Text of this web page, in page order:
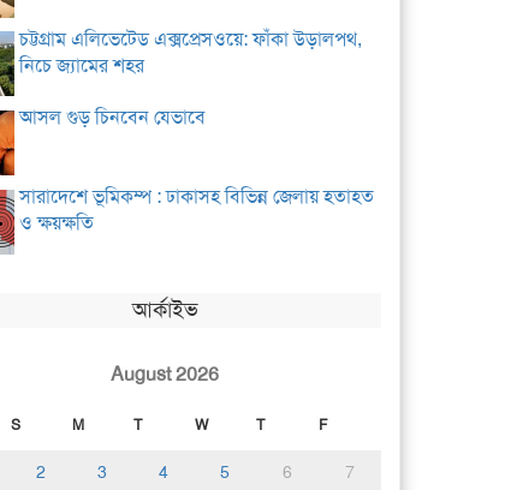
চট্টগ্রাম এলিভেটেড এক্সপ্রেসওয়ে: ফাঁকা উড়ালপথ,
নিচে জ্যামের শহর
আসল গুড় চিনবেন যেভাবে
সারাদেশে ভূমিকম্প : ঢাকাসহ বিভিন্ন জেলায় হতাহত
ও ক্ষয়ক্ষতি
আর্কাইভ
August 2026
S M T W T F
2 3 4 5 6
7